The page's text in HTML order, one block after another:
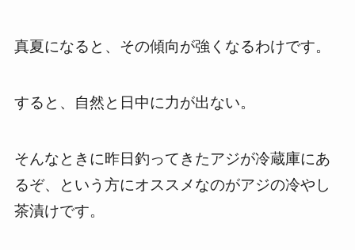
真夏になると、その傾向が強くなるわけです。
すると、自然と日中に力が出ない。
そんなときに昨日釣ってきたアジが冷蔵庫にあ
るぞ、という方にオススメなのがアジの冷やし
茶漬けです。